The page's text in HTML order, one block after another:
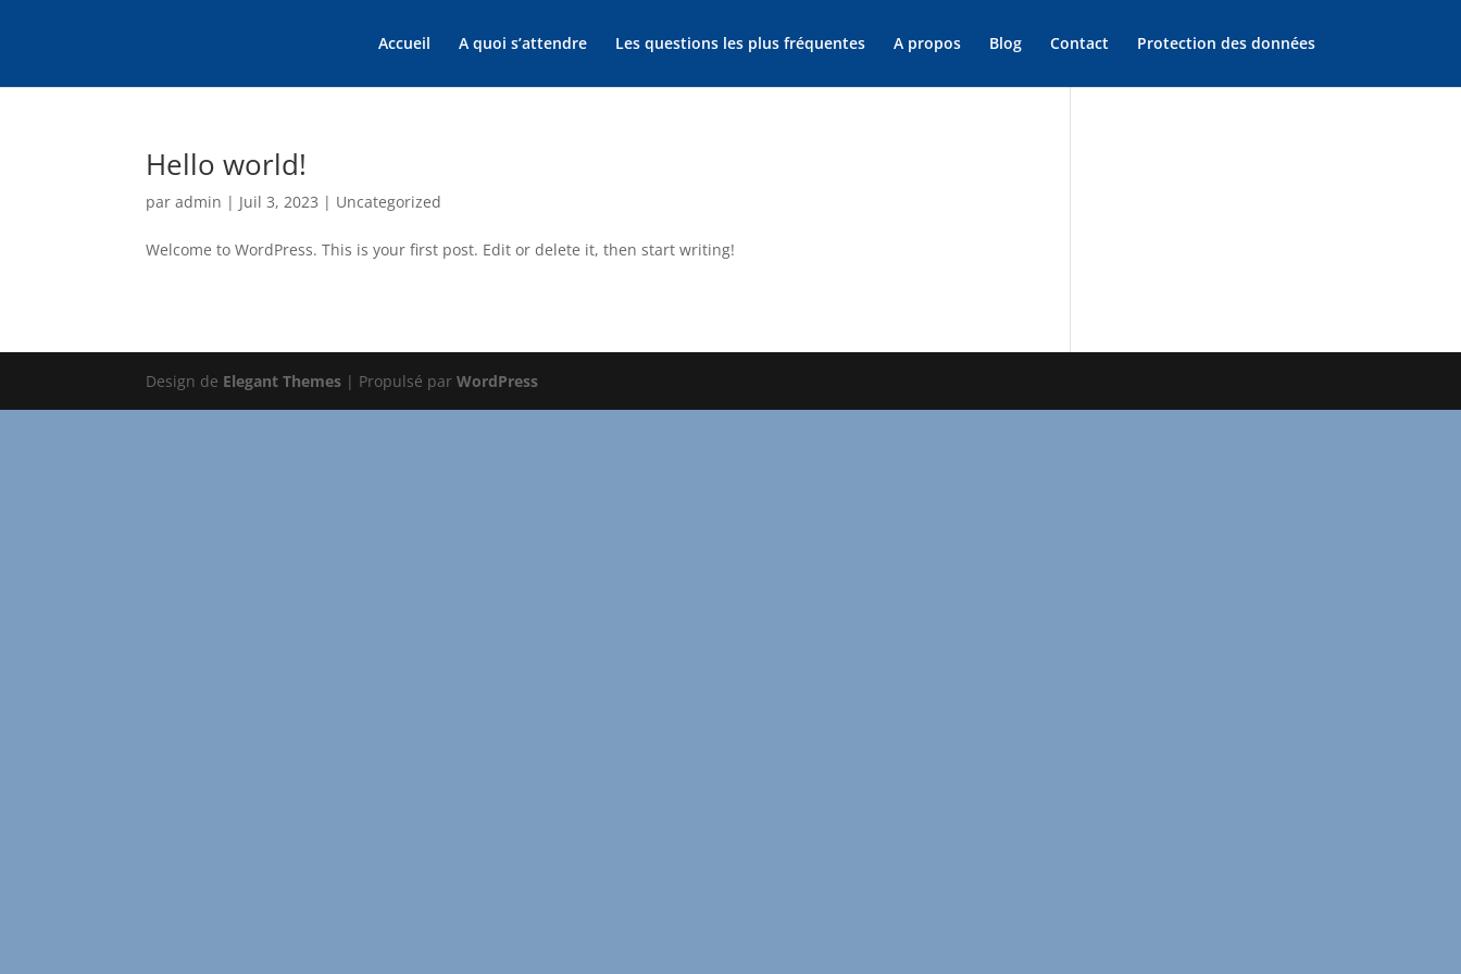
Accueil A quoi s’attendre Les questions les plus fréquentes A propos Blog Contact Protection des données
Hello world!
paradmin | Juil 3, 2023 | Uncategorized
Welcome to WordPress. This is your first post. Edit or delete it, then start writing!
Design de Elegant Themes | Propulsé parWordPress